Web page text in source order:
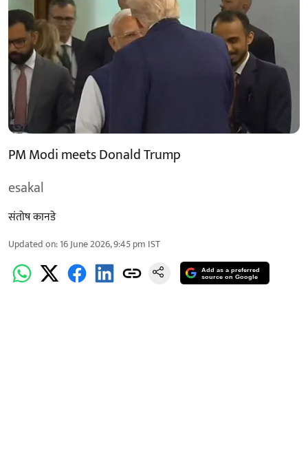
PM Modi meets Donald Trump
esakal
संतोष कानडे
Updated on:16 June 2026, 9:45 pm IST
Add as a preferred
source on Google